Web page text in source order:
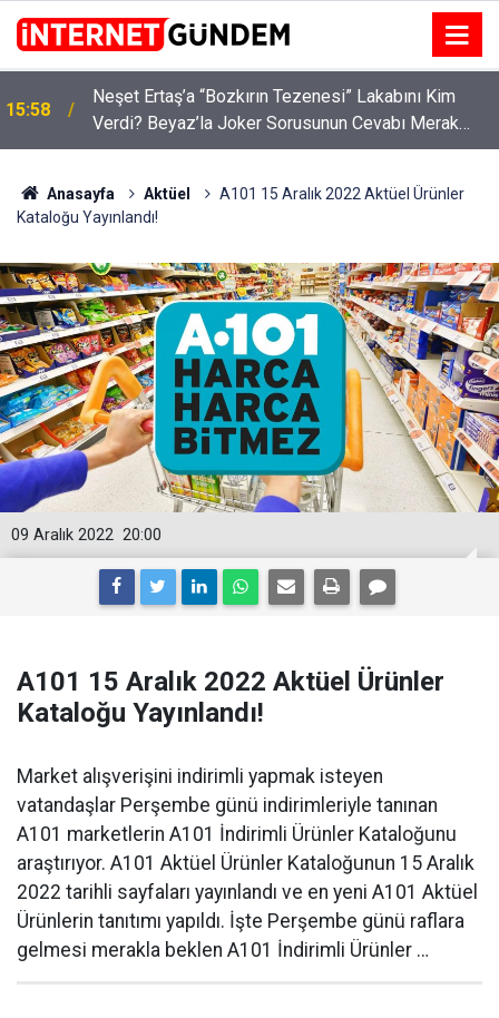
15:58
Neşet Ertaş’a “Bozkırın Tezenesi” Lakabını Kim
Verdi? Beyaz’la Joker Sorusunun Cevabı Merak
Edildi
Anasayfa Aktüel
A101 15 Aralık 2022 Aktüel Ürünler
Kataloğu Yayınlandı!
20:00
09 Aralık 2022
A101 15 Aralık 2022 Aktüel Ürünler
Kataloğu Yayınlandı!
Market alışverişini indirimli yapmak isteyen
vatandaşlar Perşembe günü indirimleriyle tanınan
A101 marketlerin A101 İndirimli Ürünler Kataloğunu
araştırıyor. A101 Aktüel Ürünler Kataloğunun 15 Aralık
2022 tarihli sayfaları yayınlandı ve en yeni A101 Aktüel
Ürünlerin tanıtımı yapıldı. İşte Perşembe günü raflara
gelmesi merakla beklen A101 İndirimli Ürünler …